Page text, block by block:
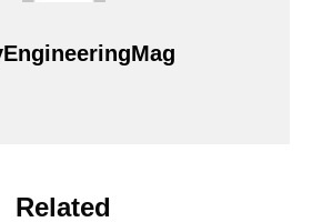
Related